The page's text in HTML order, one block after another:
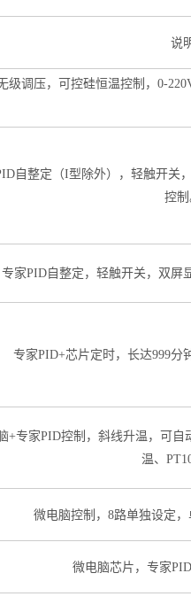
说
级调压，可控硅恒温控制，0-
自整定（I型除外），轻触开关
控制
专家PID自整定，轻触开关，双屏
专家PID+芯片定时，长达999分
+专家PID控制，斜线升温，可
温、
微电脑控制，8路单独设定
微电脑芯片，专家